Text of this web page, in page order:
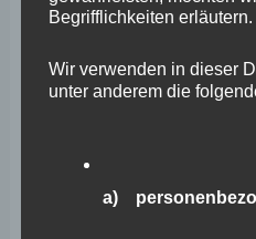
Sanierung des Sportplatzes
Begrifflichkeiten erläutern.
Wir verwenden in dieser
unter anderem die
a)